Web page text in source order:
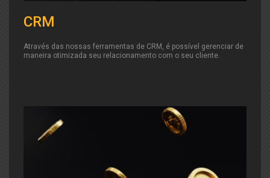
CRM
Através das nossas ferramentas de CRM, é possível gerenciar de
maneira otimizada seu relacionamento com o seu cliente.